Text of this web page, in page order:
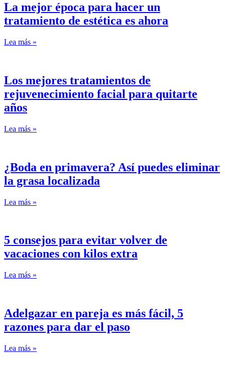
La mejor época para hacer un
tratamiento de estética es ahora
Lea más »
Los mejores tratamientos de
rejuvenecimiento facial para quitarte
años
Lea más »
¿Boda en primavera? Así puedes eliminar
la grasa localizada
Lea más »
5 consejos para evitar volver de
vacaciones con kilos extra
Lea más »
Adelgazar en pareja es más fácil, 5
razones para dar el paso
Lea más »